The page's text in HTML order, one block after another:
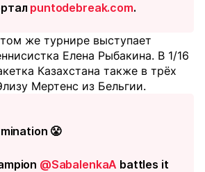
puntodebreak.com.
же турнире выступает
Елена Рыбакина. В 1/16
Казахстана также в трёх
Мертенс из Бельгии.
😤
@SabalenkaA battles it